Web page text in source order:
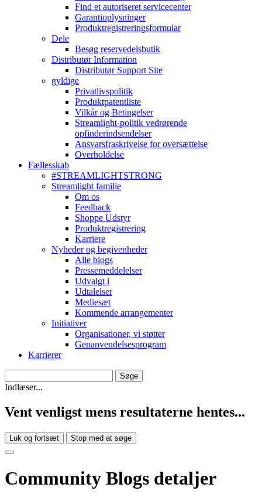
Find et autoriseret servicecenter
Garantioplysninger
Produktregistreringsformular
Dele
Besøg reservedelsbutik
Distributør Information
Distributør Support Site
gyldige
Privatlivspolitik
Produktpatentliste
Vilkår og Betingelser
Streamlight-politik vedrørende
opfinderindsendelser
Ansvarsfraskrivelse for oversættelse
Overholdelse
Fællesskab
#STREAMLIGHTSTRONG
Streamlight familie
Om os
Feedback
Shoppe Udstyr
Produktregistrering
Karriere
Nyheder og begivenheder
Alle blogs
Pressemeddelelser
Udvalgt i
Udtalelser
Mediesæt
Kommende arrangementer
Initiativer
Organisationer, vi støtter
Genanvendelsesprogram
Karrierer
Indlæser...
Vent venligst mens resultaterne hentes...
Luk og fortsæt Stop med at søge
Community Blogs detaljer